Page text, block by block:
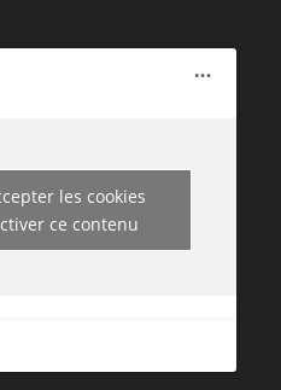
les cookies
ce contenu